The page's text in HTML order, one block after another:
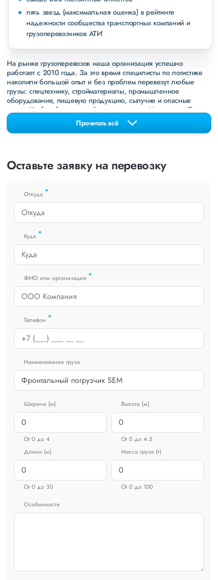
пять звезд (максимальная оценка) в рейтинге
надежности сообщества транспортных компаний и
грузоперевозчиков АТИ
На рынке грузоперевозок наша организация успешно
работает с 2010 года. За это время специлисты по логистике
накопили большой опыт и без проблем перевезут любые
грузы: спецтехнику, стройматериалы, промышленное
оборудование, пищевую продукцию, сыпучие и опасные
грузы. Чтобы убедиться зайдите в раздел
«Наш опыт»
. Там
свежие примеры перевозок, которые обновляются несколько
раз в неделю. Также недавно мы запустили новые
направления вДНРиЛНР. Предоставляем все стандартные
экспедирование. За каждым клиентом закреплен менеджер,
который сообщит о текущем статусе вашего груза. Чтобы
сайте или звоните по номеру
РФ).
Прочитать всё
Оставьте заявку на перевозку
Откуда *
Куда *
ФИО или организация *
Телефон *
Наименование груза
Ширина (м)
От 0 до 4
Высота (м)
От 0 до 4.5
Длина (м)
От 0 до 30
Масса груза (т)
От 0 до 100
Особенности